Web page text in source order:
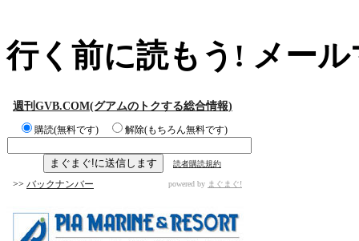
行く前に読もう! メー
週刊GVB.COM(グアムのトクする総合情報)
購読(無料です) 解除(もちろん無料です)
読者購読規約
>> バックナンバー powered by まぐまぐ!